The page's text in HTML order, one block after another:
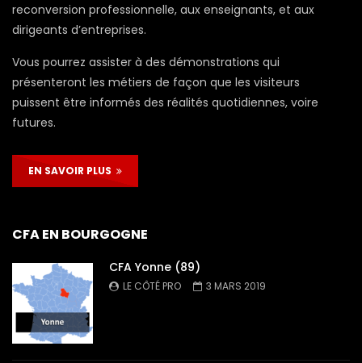
reconversion professionnelle, aux enseignants, et aux
dirigeants d’entreprises.
Vous pourrez assister à des démonstrations qui
présenteront les métiers de façon que les visiteurs
puissent être informés des réalités quotidiennes, voire
futures.
EN SAVOIR PLUS
CFA EN BOURGOGNE
CFA Yonne (89)
LE CÔTÉ PRO 3 MARS 2019